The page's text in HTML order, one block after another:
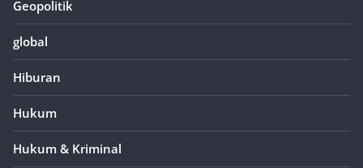
Geopolitik
global
Hiburan
Hukum
Hukum & Kriminal